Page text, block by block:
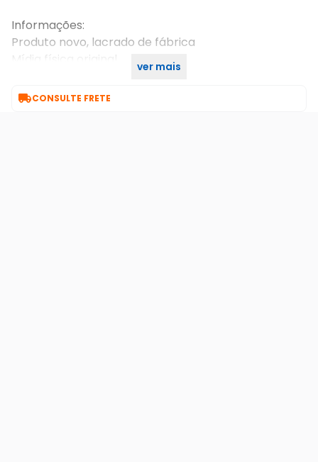
Informações:
Produto novo, lacrado de fábrica
Mídia física original
ver mais
CONSULTE FRETE